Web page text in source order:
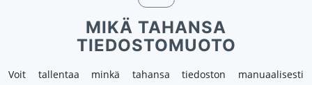
MIKÄ TAHANSA
TIEDOSTOMUOTO
Voit tallentaa minkä tahansa tiedoston manuaalisesti